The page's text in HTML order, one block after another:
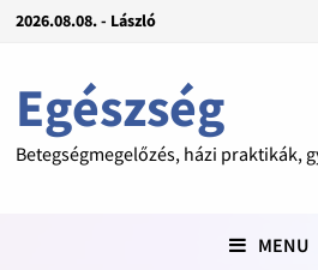
2026.08.08. - László
Egészség
Betegségmegelőzés, házi praktikák,
MENU